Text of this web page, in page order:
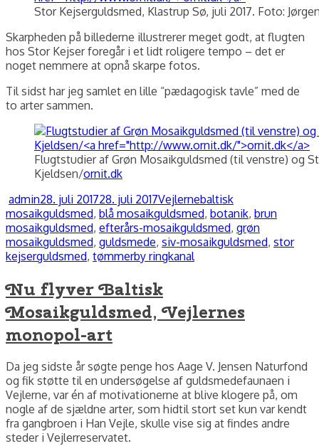
Stor Kejserguldsmed, Klastrup Sø, juli 2017. Foto:
Skarpheden på billederne illustrerer meget godt, at flugten
hos Stor Kejser foregår i et lidt roligere tempo – det er
noget nemmere at opnå skarpe fotos.
Til sidst har jeg samlet en lille “pædagogisk tavle” med de
to arter sammen.
Flugtstudier af Grøn Mosaikguldsmed (til venstre) og
Kjeldsen/ornit.dk
Forfatter
adminUdgivet
28. juli 201728. juli 2017Kategorier
VejlerneTags
baltisk
mosaikguldsmed, blå mosaikguldsmed, botanik, brun
mosaikguldsmed, efterårs-mosaikguldsmed, grøn
mosaikguldsmed, guldsmede, siv-mosaikguldsmed, stor
kejserguldsmed, tømmerby ringkanal
Nu flyver Baltisk
Mosaikguldsmed, Vejlernes
monopol-art
Da jeg sidste år søgte penge hos Aage V. Jensen Naturfond
og fik støtte til en undersøgelse af guldsmedefaunaen i
Vejlerne, var én af motivationerne at blive klogere på, om
nogle af de sjældne arter, som hidtil stort set kun var kendt
fra gangbroen i Han Vejle, skulle vise sig at findes andre
steder i Vejlerreservatet.